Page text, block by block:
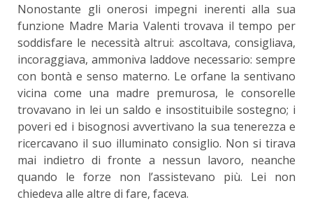
Nonostante gli onerosi impegni inerenti alla sua
funzione Madre Maria Valenti trovava il tempo per
soddisfare le necessità altrui: ascoltava, consigliava,
incoraggiava, ammoniva laddove necessario: sempre
con bontà e senso materno. Le orfane la sentivano
vicina come una madre premurosa, le consorelle
trovavano in lei un saldo e insostituibile sostegno; i
poveri ed i bisognosi avvertivano la sua tenerezza e
ricercavano il suo illuminato consiglio. Non si tirava
mai indietro di fronte a nessun lavoro, neanche
quando le forze non l’assistevano più. Lei non
chiedeva alle altre di fare, faceva.